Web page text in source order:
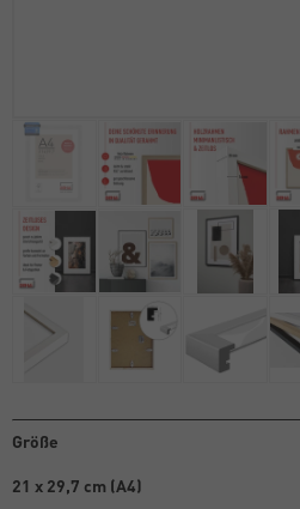
Größe
21 x 29,7 cm (A4)